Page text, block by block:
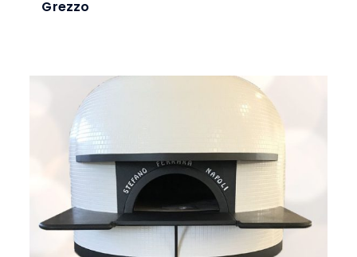
Grezzo